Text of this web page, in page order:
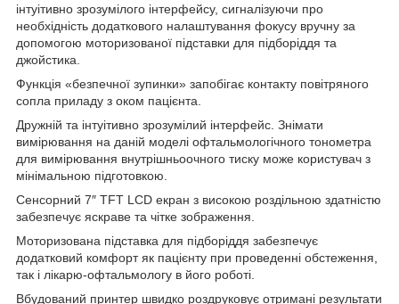
інтуітивно зрозумілого інтерфейсу, сигналізуючи про
необхідність додаткового налаштування фокусу вручну за
допомогою моторизованої підставки для підборіддя та
джойстика.
Функція «безпечної зупинки» запобігає контакту повітряного
сопла приладу з оком пацієнта.
Дружній та інтуітивно зрозумілий інтерфейс. Знімати
вимірювання на даній моделі офтальмологічного тонометра
для вимірювання внутрішньоочного тиску може користувач з
мінімальною підготовкою.
Сенсорний 7″ TFT LCD екран з високою роздільною здатністю
забезпечує яскраве та чітке зображення.
Моторизована підставка для підборіддя забезпечує
додатковий комфорт як пацієнту при проведенні обстеження,
так і лікарю-офтальмологу в його роботі.
Вбудований принтер швидко роздруковує отримані результати